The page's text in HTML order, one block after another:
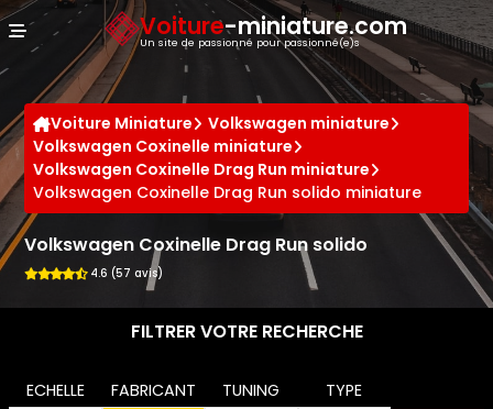
Voiture-miniature.com
Un site de passionné pour passionné(e)s
Voiture Miniature
Volkswagen miniature
Volkswagen Coxinelle miniature
Volkswagen Coxinelle Drag Run miniature
Volkswagen Coxinelle Drag Run solido miniature
Volkswagen Coxinelle Drag Run solido
4.6 (57 avis)
FILTRER VOTRE RECHERCHE
ECHELLE FABRICANT TUNING TYPE
Panneau de gestion des cookies